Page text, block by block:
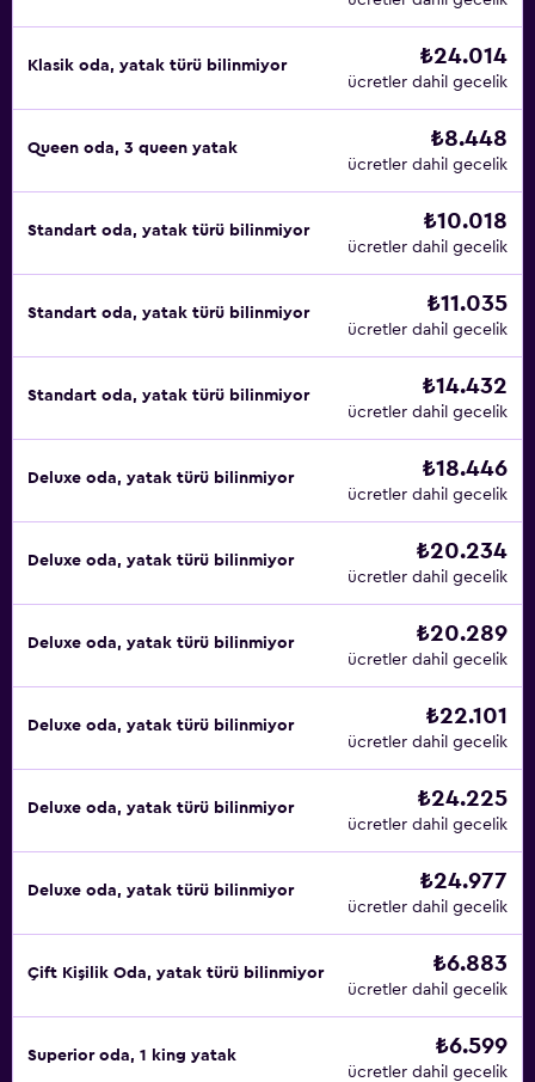
Klasik oda, yatak türü bilinmiyor ₺24.014
ücretler dahil gecelik
Queen oda, 3 queen yatak ₺8.448
ücretler dahil gecelik
Standart oda, yatak türü bilinmiyor ₺10.018
ücretler dahil gecelik
Standart oda, yatak türü bilinmiyor ₺11.035
ücretler dahil gecelik
Standart oda, yatak türü bilinmiyor ₺14.432
ücretler dahil gecelik
Deluxe oda, yatak türü bilinmiyor ₺18.446
ücretler dahil gecelik
Deluxe oda, yatak türü bilinmiyor ₺20.234
ücretler dahil gecelik
Deluxe oda, yatak türü bilinmiyor ₺20.289
ücretler dahil gecelik
Deluxe oda, yatak türü bilinmiyor ₺22.101
ücretler dahil gecelik
Deluxe oda, yatak türü bilinmiyor ₺24.225
ücretler dahil gecelik
Deluxe oda, yatak türü bilinmiyor ₺24.977
ücretler dahil gecelik
Çift ​Kişilik Oda, yatak türü bilinmiyor ₺6.883
ücretler dahil gecelik
Superior oda, 1 king yatak ₺6.599
ücretler dahil gecelik